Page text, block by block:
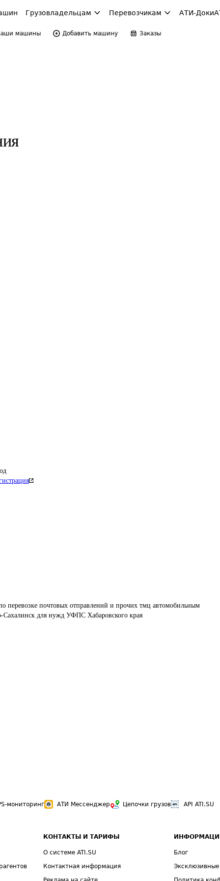
Грузовладельцам Перевозчикам АТИ-Доки
машины Добавить машину Заказы
перевозке почтовых отправлений и прочих тмц автомобильным
для нужд УФПС Хабаровского края
мониторинг АТИ Мессенджер Цепочки грузов API ATI.SU
КОНТАКТЫ И ТАРИФЫ
О системе ATI.SU
Контактная информация
Блог